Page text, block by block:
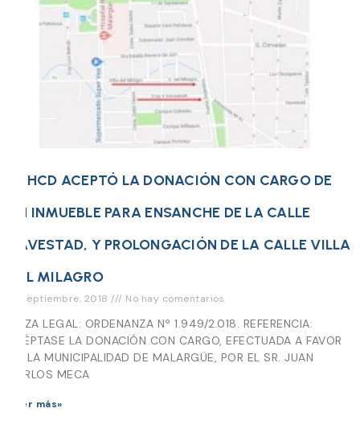
EL HCD ACEPTÓ LA DONACIÓN CON CARGO DE
UN INMUEBLE PARA ENSANCHE DE LA CALLE
HAVESTAD, Y PROLONGACIÓN DE LA CALLE VILLA
DEL MILAGRO
18 septiembre, 2018 No hay comentarios
PIEZA LEGAL: ORDENANZA Nº 1.949/2.018. REFERENCIA:
ACÉPTASE LA DONACIÓN CON CARGO, EFECTUADA A FAVOR
DE LA MUNICIPALIDAD DE MALARGÜE, POR EL SR. JUAN
CARLOS MECA
Leer más»